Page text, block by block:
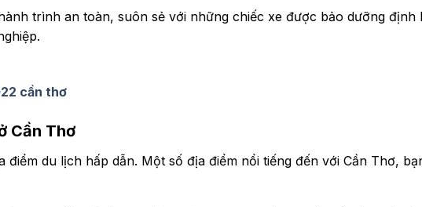
trình an toàn, suôn sẻ với những chiếc xe được bảo dưỡng định
cần thơ
Cần Thơ
du lịch hấp dẫn. Một số địa điểm nổi tiếng đến với Cần Thơ,